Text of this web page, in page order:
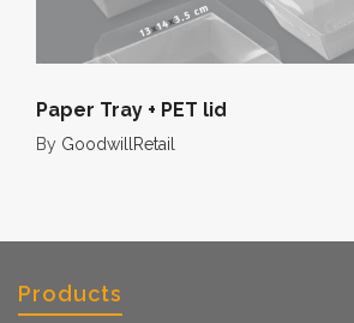
Paper Tray + PET lid
By GoodwillRetail
Products